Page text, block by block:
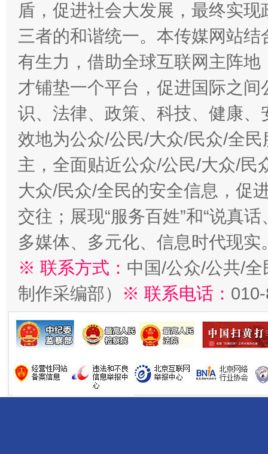
盾，促进社会大发展，最终实
三者的和谐统一。本传媒网站
有生力，借助全球互联网主阵
才铺垫一个平台，促进国际之
识、法律、政策、科技、健康
效地为公众/公民/大众/民众/全
主，全面贴近公众/公民/大众/民
大众/民众/全民的安全信息，促
交往；展现“服务百姓”和“说真
多媒体、多元化、信息时代现实
※ 联系方式： 中国/公众/公共/
制作采编部）
※ 联系电话：